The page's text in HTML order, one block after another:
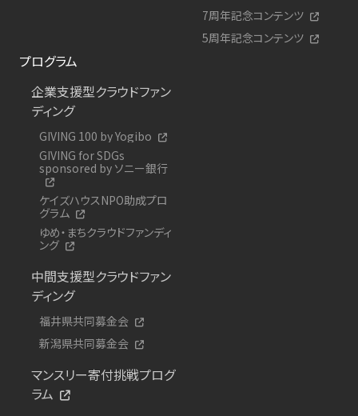
7周年記念コンテンツ
5周年記念コンテンツ
プログラム
企業支援型クラウドファン
ディング
GIVING 100 by Yogibo
GIVING for SDGs
sponsored by ソニー銀行
ケイズハウスNPO助成プロ
グラム
ゆめ・まちクラウドファンディ
ング
中間支援型クラウドファン
ディング
福井県共同募金会
新潟県共同募金会
マンスリー寄付挑戦プログ
ラム